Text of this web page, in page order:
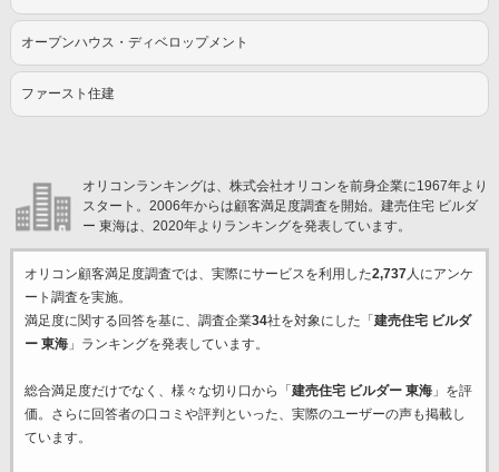
オープンハウス・ディベロップメント
ファースト住建
オリコンランキングは、株式会社オリコンを前身企業に1967年より
スタート。2006年からは顧客満足度調査を開始。建売住宅 ビルダ
ー 東海は、2020年よりランキングを発表しています。
オリコン顧客満足度調査では、実際にサービスを利用した2,737人にアンケ
ート調査を実施。
満足度に関する回答を基に、調査企業34社を対象にした「 建売住宅 ビルダ
ー 東海」ランキングを発表しています。
総合満足度だけでなく、様々な切り口から「 建売住宅 ビルダー 東海」を評
価。さらに回答者の口コミや評判といった、実際のユーザーの声も掲載し
ています。